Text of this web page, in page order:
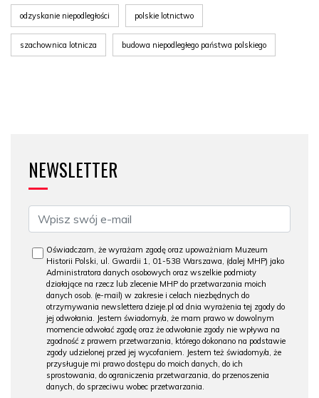
odzyskanie niepodległości polskie lotnictwo
szachownica lotnicza budowa niepodległego państwa polskiego
NEWSLETTER
Oświadczam, że wyrażam zgodę oraz upoważniam Muzeum
Historii Polski, ul. Gwardii 1, 01-538 Warszawa, (dalej MHP) jako
Administratora danych osobowych oraz wszelkie podmioty
działające na rzecz lub zlecenie MHP do przetwarzania moich
danych osob. (e-mail) w zakresie i celach niezbędnych do
otrzymywania newslettera dzieje.pl od dnia wyrażenia tej zgody do
jej odwołania. Jestem świadomy/a, że mam prawo w dowolnym
momencie odwołać zgodę oraz że odwołanie zgody nie wpływa na
zgodność z prawem przetwarzania, którego dokonano na podstawie
zgody udzielonej przed jej wycofaniem. Jestem też świadomy/a, że
przysługuje mi prawo dostępu do moich danych, do ich
sprostowania, do ograniczenia przetwarzania, do przenoszenia
danych, do sprzeciwu wobec przetwarzania.